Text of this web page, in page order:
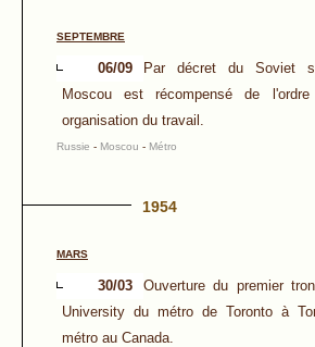
SEPTEMBRE
06/09
Par décret du Soviet
Moscou est récompensé de
organisation du travail.
Russie - Moscou - Métro
1954
MARS
30/03
Ouverture du premier
University du métro de Toronto à
métro au Canada.